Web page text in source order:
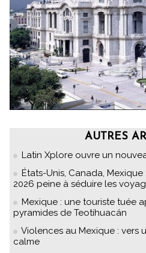
AUTRES
Latin Xplore ouvre un
États-Unis, Canada,
2026 peine à séduire les
Mexique : une touriste tuée
pyramides de Teotihuacán
Violences au Mexique : vers
calme